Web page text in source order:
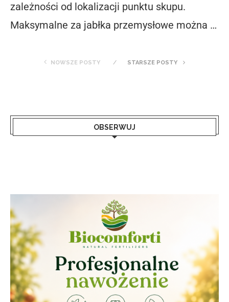
zależności od lokalizacji punktu skupu.
Maksymalne za jabłka przemysłowe można …
NOWSZE POSTY STARSZE POSTY
OBSERWUJ